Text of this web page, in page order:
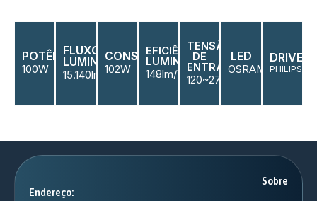
POTÊNCIA
100W
FLUXO
LUMINOSO
15.140lm
CONSUMO
102W
EFICIÊNCIA
LUMINOSA
148lm/W
TENSÃO
DE
ENTRADA
120~277V
LED
OSRAM
DRIVERS
PHILIPS
Endereço:
Sobre